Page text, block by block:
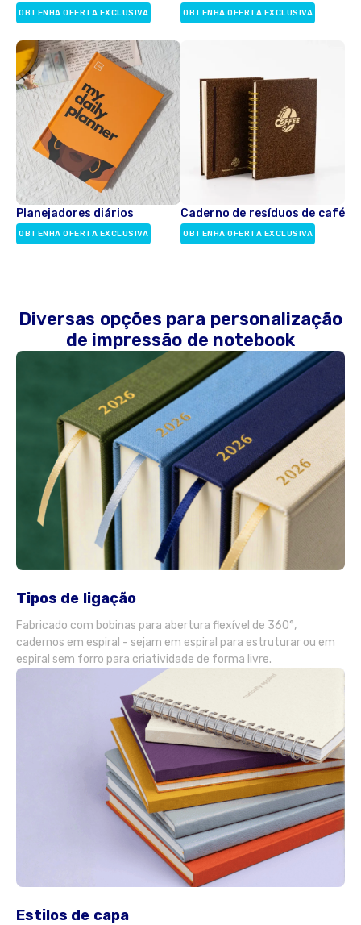
OBTENHA OFERTA EXCLUSIVA OBTENHA OFERTA EXCLUSIVA
Planejadores diários
OBTENHA OFERTA EXCLUSIVA
Caderno de resíduos de café
OBTENHA OFERTA EXCLUSIVA
Diversas opções para personalização
de impressão de notebook
Tipos de ligação
Fabricado com bobinas para abertura flexível de 360°,
cadernos em espiral - sejam em espiral para estruturar ou em
espiral sem forro para criatividade de forma livre.
Estilos de capa